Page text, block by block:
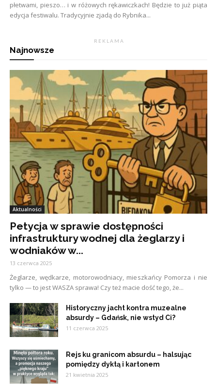
płetwami, pieszo… i w różowych rękawiczkach! Będzie to już piąta
edycja festiwalu. Tradycyjnie zjadą do Rybnika...
R E K L A M A
Najnowsze
Aktualności
Petycja w sprawie dostępności
infrastruktury wodnej dla żeglarzy i
wodniaków w...
13 czerwca 2025
Żeglarze, wędkarze, motorowodniacy, mieszkańcy Pomorza i nie
tylko — to jest WASZA sprawa! Czy też macie dość tego, że...
Historyczny jacht kontra muzealne
absurdy – Gdańsk, nie wstyd Ci?
11 czerwca 2025
Rejs ku granicom absurdu – halsując
pomiędzy dyktą i kartonem
21 kwietnia 2025